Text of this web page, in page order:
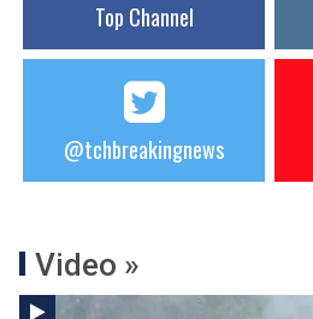
Top Channel
@tchbreakingnews
Video »